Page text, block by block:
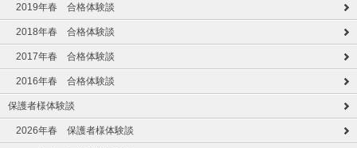
2019年春 合格体験談
2018年春 合格体験談
2017年春 合格体験談
2016年春 合格体験談
保護者様体験談
2026年春 保護者様体験談